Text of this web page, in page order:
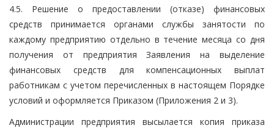
4.5. Решение о предоставлении (отказе) финансовых
средств принимается органами службы занятости по
каждому предприятию отдельно в течение месяца со дня
получения от предприятия Заявления на выделение
финансовых средств для компенсационных выплат
работникам с учетом перечисленных в настоящем Порядке
условий и оформляется Приказом (Приложения 2 и 3).
Администрации предприятия высылается копия приказа